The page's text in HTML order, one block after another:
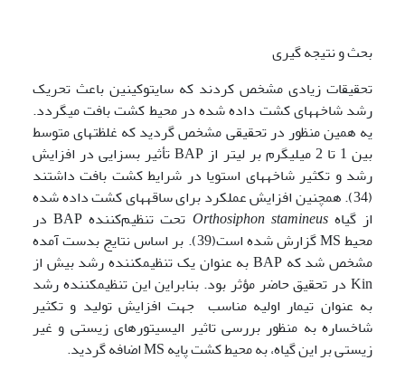
بحث و نتیجه گیری
تحقیقات زیادی مشخص کردند که سایتوکینین باعث تحریک
رشد شاخه­های کشت داده شده در محیط کشت بافت می­گردد.
یه همین منظور در تحقیقی مشخص گردید که غلظت­های متوسط
بین 1 تا 2 میلی­گرم بر لیتر از BAP تأثیر بسزایی در افزایش
رشد و تکثیر شاخه­های استویا در شرایط کشت بافت داشتند
(34). همچنین افزایش عملکرد برای ساقه­های کشت داده شده
از گیاهOrthosiphon stamineus
تحت تنظیم‌کننده BAP در
محیط MS گزارش شده است(39). بر اساس نتایج بدست آمده
مشخص شد که BAP به عنوان یک تنظیم­کننده رشد بیش از
Kin در تحقیق حاضر مؤثر بود. بنابراین این تنظیم­کننده رشد
به عنوان تیمار اولیه مناسب جهت افزایش تولید و تکثیر
شاخساره به منظور بررسی تاثیر الیسیتورهای زیستی و غیر
زیستی بر این گیاه، به محیط کشت پایه MS اضافه گردید.